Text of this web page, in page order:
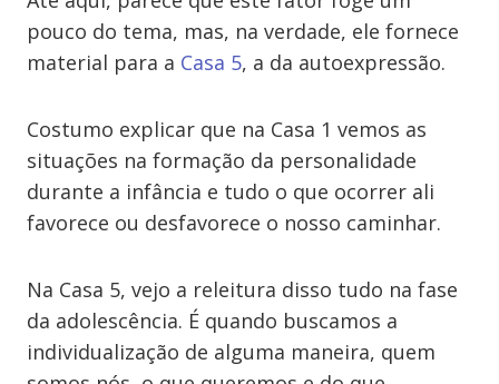
pouco do tema, mas, na verdade, ele fornece
material para a Casa 5, a da autoexpressão.
Costumo explicar que na Casa 1 vemos as
situações na formação da personalidade
durante a infância e tudo o que ocorrer ali
favorece ou desfavorece o nosso caminhar.
Na Casa 5, vejo a releitura disso tudo na fase
da adolescência. É quando buscamos a
individualização de alguma maneira, quem